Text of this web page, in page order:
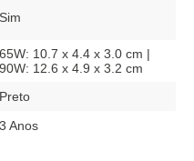
Sim
65W: 10.7 x 4.4 x 3.0 cm |
90W: 12.6 x 4.9 x 3.2 cm
Preto
3 Anos